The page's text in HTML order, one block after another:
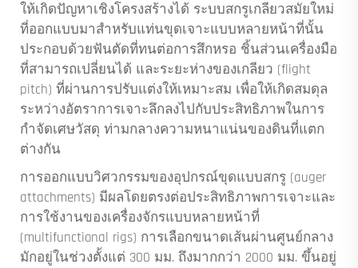
ให้เกิดปัญหาเชิงโครงสร้างได้ ระบบสกรูเกลียวสมัยใหม่
ที่ออกแบบมาสำหรับแท่นขุดเจาะแบบหลายหน้าที่นั้น
ประกอบด้วยฟันตัดที่ทนต่อการสึกหรอ ชิ้นส่วนเครื่องมือ
ที่สามารถเปลี่ยนได้ และระยะห่างของเกลียว (flight
pitch) ที่ผ่านการปรับแต่งให้เหมาะสม เพื่อให้เกิดสมดุล
ระหว่างอัตราการเจาะลึกลงไปกับประสิทธิภาพในการ
กำจัดเศษวัสดุ ท่ามกลางความหนาแน่นของดินที่แตก
ต่างกัน
การออกแบบวิศวกรรมของอุปกรณ์ขุดแบบสกรู (auger
attachments) มีผลโดยตรงต่อประสิทธิภาพการเจาะและ
การใช้งานของเครื่องจักรแบบหลายหน้าที่
(multifunctional rigs) การเลือกขนาดเส้นผ่านศูนย์กลาง
มักอยู่ในช่วงตั้งแต่ 300 มม. ถึงมากกว่า 2000 มม. ขึ้นอยู่